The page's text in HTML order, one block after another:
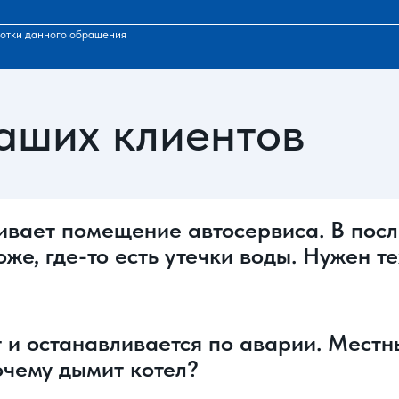
данного обращения
клиентов
помещение автосервиса. В
где-то есть утечки воды. Нужен
останавливается по аварии.
дымит котел?